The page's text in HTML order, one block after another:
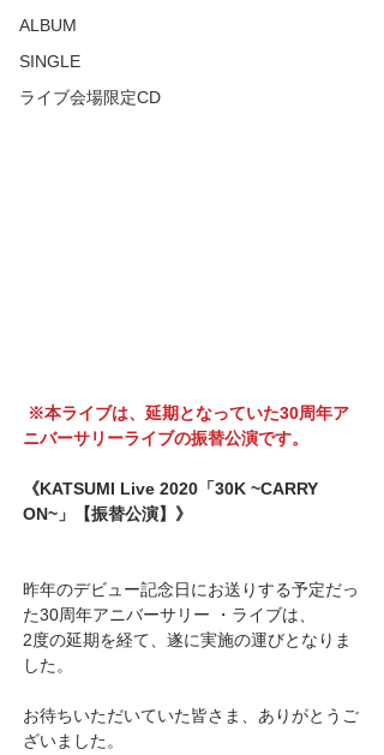
ALBUM
SINGLE
ライブ会場限定CD
ニバーサリーライブの振替公演です。
《KATSUMI Live 2020「30K ~CARRY
ON~」【振替公演】》
昨年のデビュー記念日にお送りする予定だっ
た30周年アニバーサリー ・ライブは、
2度の延期を経て、遂に実施の運びとなりま
した。
お待ちいただいていた皆さま、ありがとうご
ざいました。